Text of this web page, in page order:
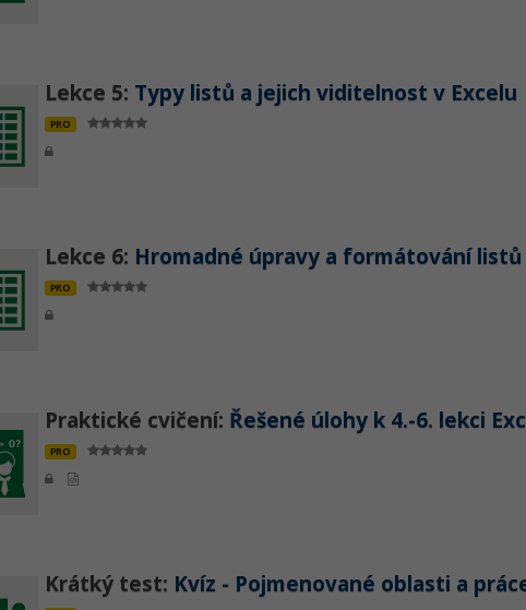
Lekce 5: Typy listů a jejich viditelnost v Excelu
PRO
Lekce 6: Hromadné úpravy a formátování listů
PRO
Praktické cvičení: Řešené úlohy k 4.-6. lekci
PRO
Krátký test: Kvíz - Pojmenované oblasti a